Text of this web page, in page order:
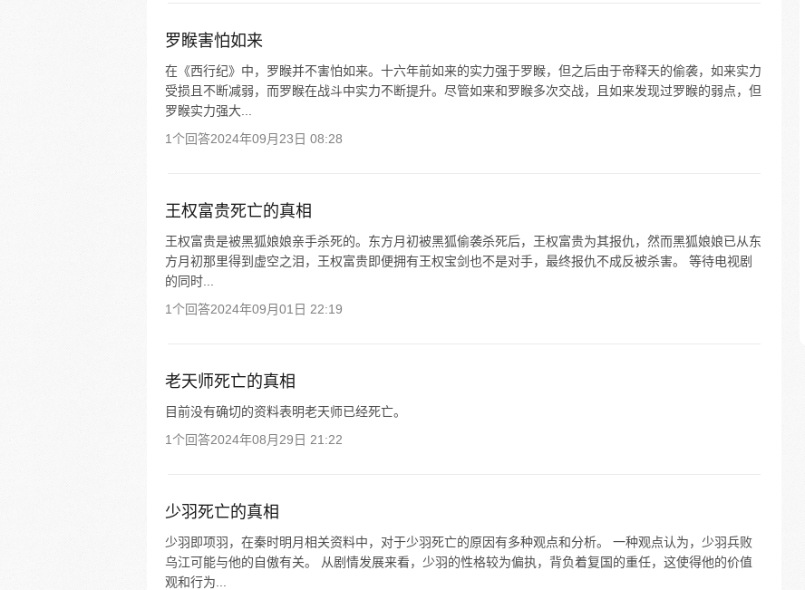
罗睺害怕如来
在《西行纪》中，罗睺并不害怕如来。十六年前如来的实力强于罗睺，但之后由于帝释天的偷袭，如来实力
受损且不断减弱，而罗睺在战斗中实力不断提升。尽管如来和罗睺多次交战，且如来发现过罗睺的弱点，但
罗睺实力强大...
1个回答2024年09月23日 08:28
王权富贵死亡的真相
王权富贵是被黑狐娘娘亲手杀死的。东方月初被黑狐偷袭杀死后，王权富贵为其报仇，然而黑狐娘娘已从东
方月初那里得到虚空之泪，王权富贵即便拥有王权宝剑也不是对手，最终报仇不成反被杀害。 等待电视剧
的同时...
1个回答2024年09月01日 22:19
老天师死亡的真相
目前没有确切的资料表明老天师已经死亡。
1个回答2024年08月29日 21:22
少羽死亡的真相
少羽即项羽，在秦时明月相关资料中，对于少羽死亡的原因有多种观点和分析。 一种观点认为，少羽兵败
乌江可能与他的自傲有关。 从剧情发展来看，少羽的性格较为偏执，背负着复国的重任，这使得他的价值
观和行为...